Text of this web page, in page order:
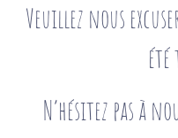
Veuillez nous
été
N’hésitez pas à